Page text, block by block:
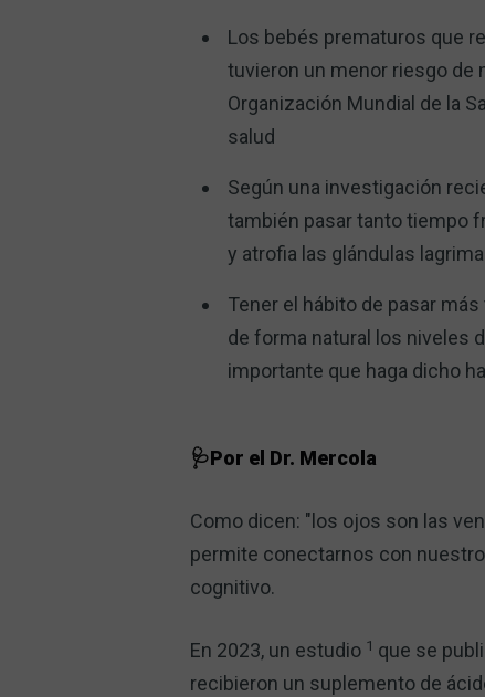
Los bebés prematuros que
tuvieron un menor riesgo de
Organización Mundial de la
salud
Según una investigación
también pasar tanto tiempo
y atrofia las glándulas
Tener el hábito de pasar
de forma natural los niveles
importante que haga dicho
🩺Por el Dr. Mercola
Como dicen: "los ojos son las
permite conectarnos con
cognitivo.
En 2023, un estudio 1 que se
recibieron un suplemento de